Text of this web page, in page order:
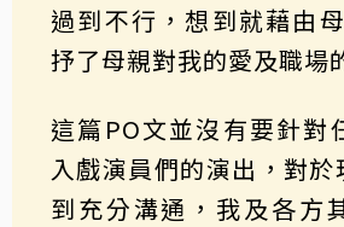
過到不行，想到就藉由
抒了母親對我的愛及職場
這篇PO文並沒有要針對
入戲演員們的演出，對於
到充分溝通，我及各方